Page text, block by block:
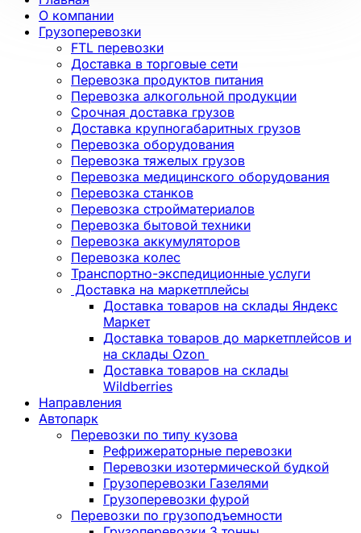
О компании
Грузоперевозки
FTL перевозки
Доставка в торговые сети
Перевозка продуктов питания
Перевозка алкогольной продукции
Срочная доставка грузов
Доставка крупногабаритных грузов
Перевозка оборудования
Перевозка тяжелых грузов
Перевозка медицинского оборудования
Перевозка станков
Перевозка стройматериалов
Перевозка бытовой техники
Перевозка аккумуляторов
Перевозка колес
Транспортно-экспедиционные услуги
Доставка на маркетплейсы
Доставка товаров на склады Яндекс
Маркет
Доставка товаров до маркетплейсов и
на склады Ozon
Доставка товаров на склады
Wildberries
Направления
Автопарк
Перевозки по типу кузова
Рефрижераторные перевозки
Перевозки изотермической будкой
Грузоперевозки Газелями
Грузоперевозки фурой
Перевозки по грузоподъемности